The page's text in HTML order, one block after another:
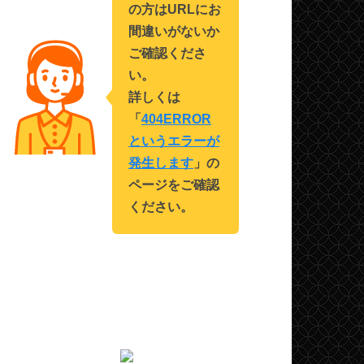
の方はURLにお
間違いがないか
ご確認くださ
い。
詳しくは
「 404ERROR
というエラーが
発生します 」の
ページをご確認
ください。